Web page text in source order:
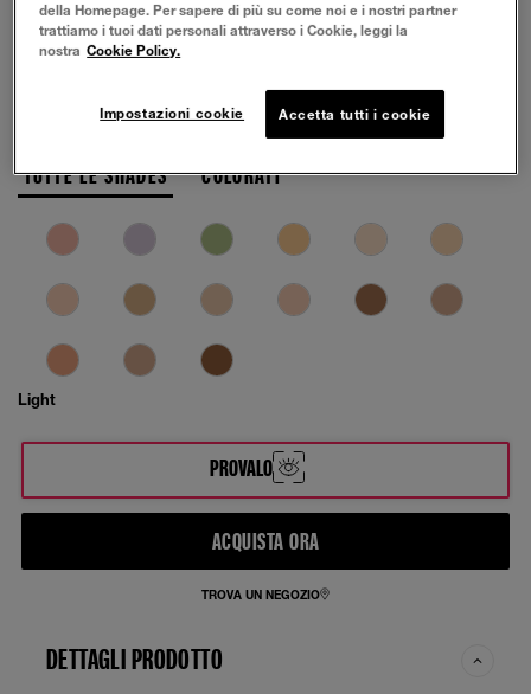
TUTTE LE SHADES COLORATI
Light
PROVALO
ACQUISTA ORA
TROVA UN NEGOZIO
DETTAGLI PRODOTTO
della Homepage. Per sapere di più su come noi e i nostri partner
trattiamo i tuoi dati personali attraverso i Cookie, leggi la
nostra Cookie Policy.
Impostazioni cookie Accetta tutti i cookie